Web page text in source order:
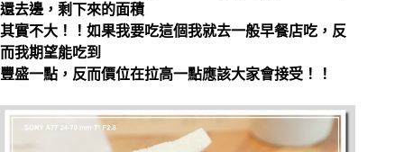
還去邊，剩下來的面積
其實不大！！如果我要吃這個我就去一般早餐店吃，反
而我期望能吃到
豐盛一點，反而價位在拉高一點應該大家會接受！！